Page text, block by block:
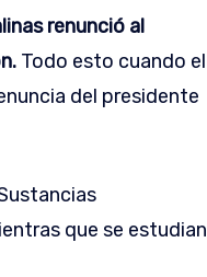
renunció al
Todo esto cuando el
del presidente
que se estudian